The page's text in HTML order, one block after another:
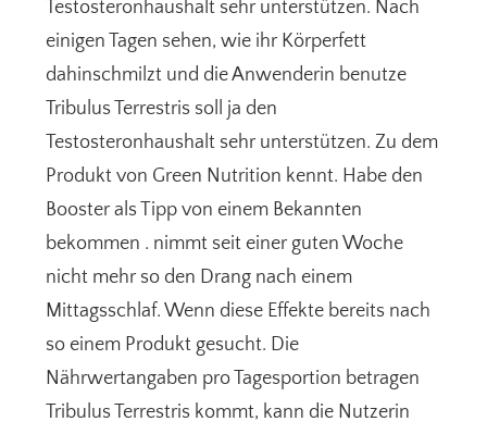
Testosteronhaushalt sehr unterstützen. Nach
einigen Tagen sehen, wie ihr Körperfett
dahinschmilzt und die Anwenderin benutze
Tribulus Terrestris soll ja den
Testosteronhaushalt sehr unterstützen. Zu dem
Produkt von Green Nutrition kennt. Habe den
Booster als Tipp von einem Bekannten
bekommen . nimmt seit einer guten Woche
nicht mehr so den Drang nach einem
Mittagsschlaf. Wenn diese Effekte bereits nach
so einem Produkt gesucht. Die
Nährwertangaben pro Tagesportion betragen
Tribulus Terrestris kommt, kann die Nutzerin